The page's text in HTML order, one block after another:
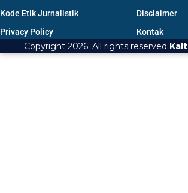
Kode Etik Jurnalistik
Disclaimer
Privacy Policy
Kontak
Copyright 2026. All rights reserved